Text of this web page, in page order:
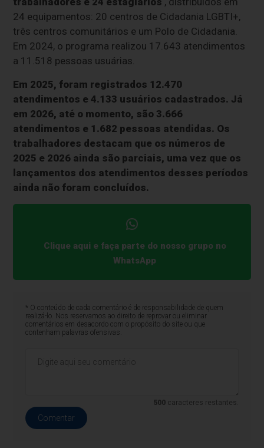
24 equipamentos: 20 centros de Cidadania LGBTI+,
três centros comunitários e um Polo de Cidadania.
Em 2024, o programa realizou 17.643 atendimentos
a 11.518 pessoas usuárias.
Em 2025, foram registrados 12.470
atendimentos e 4.133 usuários cadastrados. Já
em 2026, até o momento, são 3.666
atendimentos e 1.682 pessoas atendidas. Os
trabalhadores destacam que os números de
2025 e 2026 ainda são parciais, uma vez que os
lançamentos dos atendimentos desses períodos
ainda não foram concluídos.
Clique aqui e faça parte do nosso grupo no
WhatsApp
* O conteúdo de cada comentário é de responsabilidade de quem
realizá-lo. Nos reservamos ao direito de reprovar ou eliminar
comentários em desacordo com o propósito do site ou que
contenham palavras ofensivas.
500 caracteres restantes.
Comentar